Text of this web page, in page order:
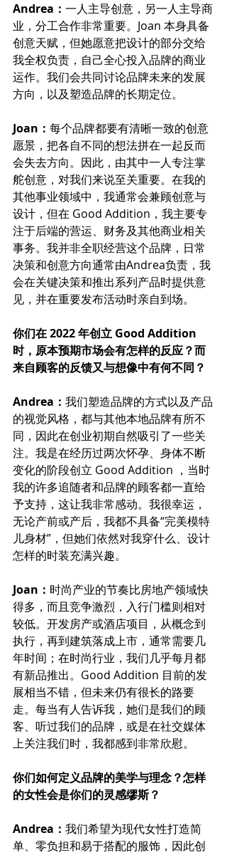
Andrea： 一人主导创意，另一人主导商
业，分工合作非常重要。Joan 本身具备
创意天赋，但她愿意把设计的部分交给
我全权负责，自己全心投入品牌的商业
运作。我们会共同讨论品牌未来的发展
方向，以及塑造品牌的长期定位。
Joan： 每个品牌都要有清晰一致的创意
愿景，把各自不同的想法拼在一起反而
会失去方向。因此，由其中一人专注掌
舵创意，对我们来说至关重要。在我的
其他事业领域中，我通常会兼顾创意与
设计，但在 Good Addition，我主要专
注于后端的营运、财务及其他商业相关
事务。我并非全职经营这个品牌，日常
决策和创意方向通常由Andrea负责，我
会在关键决策和推出系列产品时提供意
见，并在重要发布活动时亲自到场。
你们在 2022 年创立 Good Addition
时，原本预期市场会有怎样的反应？而
来自顾客的反馈又与想像中有何不同？
Andrea： 我们塑造品牌的方式以及产品
的视觉风格，都与其他本地品牌有所不
同，因此在创业初期自然吸引了一些关
注。我是在经历过两次怀孕、身体不断
变化的阶段创立 Good Addition ，当时
我的许多追随者和品牌的顾客都一直给
予支持，这让我非常感动。我很幸运，
无论产前或产后，我都不具备“完美模特
儿身材”，但她们依然对我穿什么、设计
怎样的时装充满兴趣。
Joan： 时尚产业的节奏比房地产领域快
得多，而且竞争激烈，入行门槛则相对
较低。开发房产或酒店项目，从概念到
执行，再到建筑落成上市，通常需要几
年时间；在时尚行业，我们几乎每月都
有新品推出。Good Addition 目前的发
展相当不错，但未来仍有很长的路要
走。每当有人告诉我，她们是我们的顾
客、听过我们的品牌，或是在社交媒体
上关注我们时，我都感到非常欣慰。
你们如何定义品牌的美学与理念？怎样
的女性会是你们的灵感缪斯？
Andrea： 我们希望为现代女性打造简
单、零负担和易于搭配的服饰，因此创